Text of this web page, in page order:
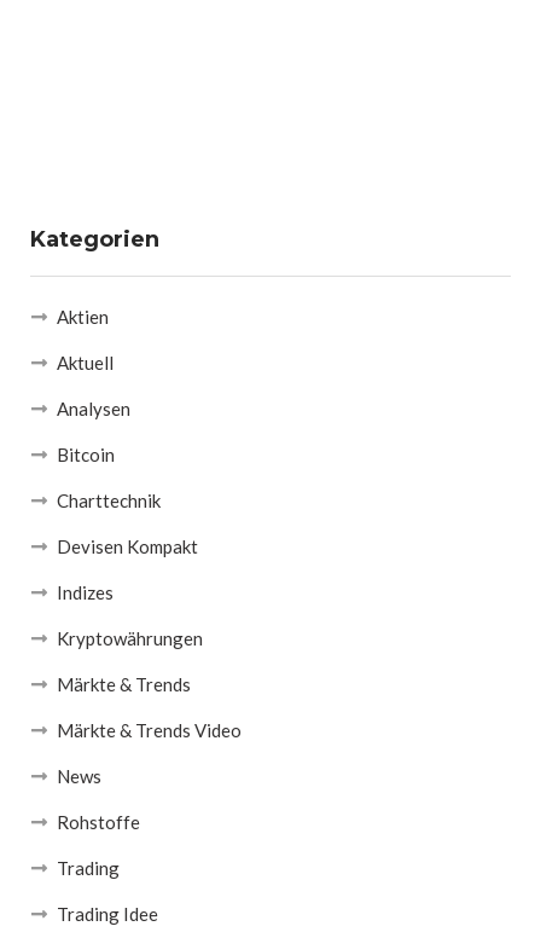
Kategorien
Aktien
Aktuell
Analysen
Bitcoin
Charttechnik
Devisen Kompakt
Indizes
Kryptowährungen
Märkte & Trends
Märkte & Trends Video
News
Rohstoffe
Trading
Trading Idee